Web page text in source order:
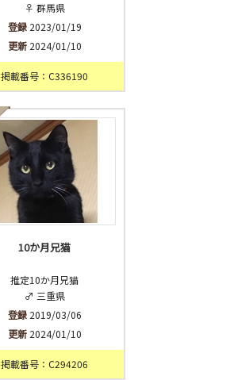
♀ 群馬県
登録2023/01/19
更新2024/01/10
掲載番号：C336190
10か月兄猫
推定10か月兄猫
♂ 三重県
登録2019/03/06
更新2024/01/10
掲載番号：C294206